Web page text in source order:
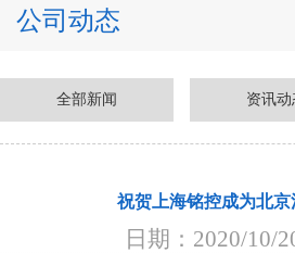
公司动态
全部新闻 资讯动
祝贺上海铭控成为北
日期：2020/10/